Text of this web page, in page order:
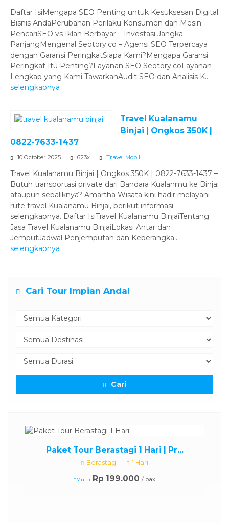
Daftar IsiMengapa SEO Penting untuk Kesuksesan Digital
Bisnis AndaPerubahan Perilaku Konsumen dan Mesin
PencariSEO vs Iklan Berbayar – Investasi Jangka
PanjangMengenal Seotory.co – Agensi SEO Terpercaya
dengan Garansi PeringkatSiapa Kami?Mengapa Garansi
Peringkat Itu Penting?Layanan SEO Seotory.coLayanan
Lengkap yang Kami TawarkanAudit SEO dan Analisis K...
selengkapnya
Travel Kualanamu
Binjai | Ongkos 350K |
0822-7633-1437
10 October 2025 623x Travel Mobil
Travel Kualanamu Binjai | Ongkos 350K | 0822-7633-1437 –
Butuh transportasi private dari Bandara Kualanmu ke Binjai
ataupun sebaliknya? Amartha Wisata kini hadir melayani
rute travel Kualanamu Binjai, berikut informasi
selengkapnya. Daftar IsiTravel Kualanamu BinjaiTentang
Jasa Travel Kualanamu BinjaiLokasi Antar dan
JemputJadwal Penjemputan dan Keberangka...
selengkapnya
Cari Tour Impian Anda!
Cari
Paket Tour Berastagi 1 Hari | Pr...
Berastagi 1 Hari
*Mulai Rp 199.000 / pax